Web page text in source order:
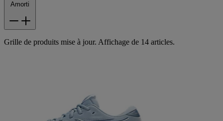
Amorti
Grille de produits mise à jour. Affichage de 14 articles.